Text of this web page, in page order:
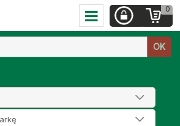
0
numer
OK